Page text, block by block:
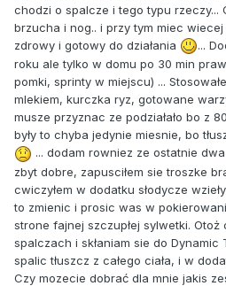
chodzi o spalcze i tego typu rzeczy...
brzucha i nog.. i przy tym miec wiecej
zdrowy i gotowy do działania
...
roku ale tylko w domu po 30 min
pomki, sprinty w miejscu) ...
mlekiem, kurczka ryz, gotowane
musze przyznac ze podziałało bo z
były to chyba jedynie miesnie, bo
... dodam rowniez ze ostatnie
zbyt dobre, zapusciłem sie troszke
cwiczyłem w dodatku słodycze
to zmienic i prosic was w
strone fajnej szczupłej sylwetki. Otoż
spalczach i skłaniam sie do Dynamic
spalic tłuszcz z całego ciała, i w
Czy mozecie dobrać dla mnie jakis